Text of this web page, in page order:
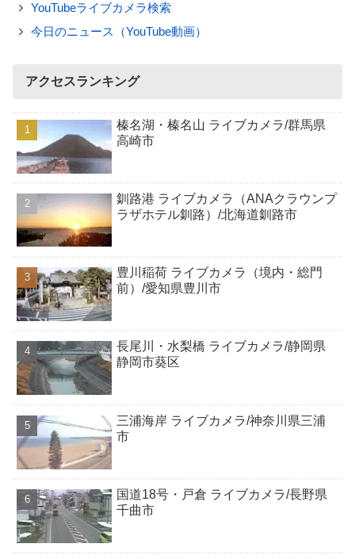
YouTubeライブカメラ検索
今日のニュース（YouTube動画）
アクセスランキング
榛名湖・榛名山 ライブカメラ/群馬県
高崎市
釧路港 ライブカメラ（ANAクラウンプ
ラザホテル釧路）/北海道釧路市
豊川稲荷 ライブカメラ（境内・総門
前）/愛知県豊川市
長尾川・水梨橋 ライブカメラ/静岡県
静岡市葵区
三浦海岸 ライブカメラ/神奈川県三浦
市
国道18号・戸倉 ライブカメラ/長野県
千曲市